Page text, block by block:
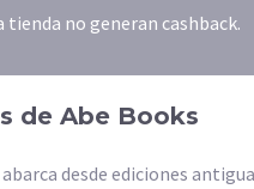
no generan cashback.
de Abe Books
desde ediciones